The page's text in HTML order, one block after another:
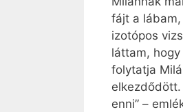
fájt a
izotópos
láttam,
folytatja
enni” –